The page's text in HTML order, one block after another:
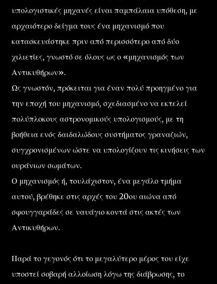
υπολογιστικές μηχανές είναι παμπάλαια υπόθεση, με
αρχαιότερο δείγμα τους ένα μηχανισμό που
κατασκευάστηκε πριν από περισσότερο από δύο
χιλιετίες, γνωστό σε όλους ως ο «μηχανισμός των
Αντικυθήρων».
Ως γνωστόν, πρόκειται για έναν πολύ προηγμένο για
την εποχή του μηχανισμό, σχεδιασμένο να εκτελεί
πολύπλοκους αστρονομικούς υπολογισμούς, με τη
βοήθεια ενός δαιδαλώδους συστήματος γραναζιών,
συγχρονισμένων ώστε να υπολογίζουν τις κινήσεις των
ουράνιων σωμάτων.
Ο μηχανισμός ή, τουλάχιστον, ένα μεγάλο τμήμα
αυτού, βρέθηκε στις αρχές του 20ου αιώνα από
σφουγγαράδες σε ναυάγιο κοντά στις ακτές των
Αντικυθήρων.
Παρά το γεγονός ότι το μεγαλύτερο μέρος του είχε
υποστεί σοβαρή αλλοίωση λόγω της διάβρωσης, το